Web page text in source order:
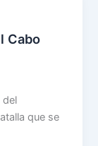
Cabo
del
que se